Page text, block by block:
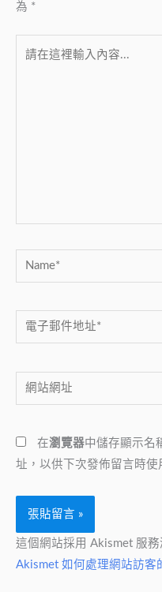
為 *
Name*
電
子
件
地
*
網
站
址
在瀏覽器中儲存顯示名
址，以供下次發佈留言時使
這個網站採用 Akismet 服務
Akismet 如何處理網站訪客